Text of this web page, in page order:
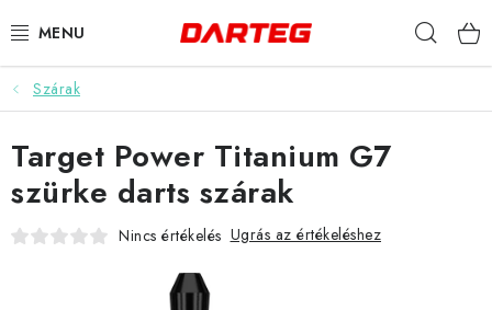
tartalomhoz
DARTS
DARTS TÁBLÁK
TARTOZÉKOK A TÁBLÁKHOZ
Szárak
Target Power Titanium G7
szürke darts szárak
Nincs értékelés Ugrás az értékeléshez